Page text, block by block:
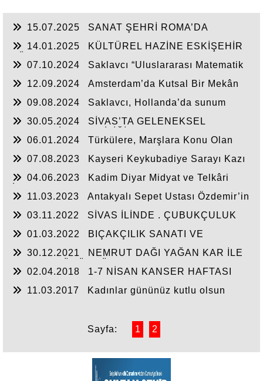
15.07.2025
SANAT ŞEHRİ ROMA’DA
14.01.2025
KÜLTÜREL HAZİNE ESKİŞEHİR
07.10.2024
Saklavcı “Uluslararası Matematik
12.09.2024
Amsterdam’da Kutsal Bir Mekân
09.08.2024
Saklavcı, Hollanda’da sunum
30.05.2024
SİVAS’TA GELENEKSEL
06.01.2024
Türkülere, Marşlara Konu Olan
07.08.2023
Kayseri Keykubadiye Sarayı Kazı
04.06.2023
Kadim Diyar Midyat ve Telkâri
11.03.2023
Antakyalı Sepet Ustası Özdemir’in
03.11.2022
SİVAS İLİNDE . ÇUBUKÇULUK
01.03.2022
BIÇAKÇILIK SANATI VE
30.12.2021
NEMRUT DAĞI YAĞAN KAR İLE
02.04.2018
1-7 NİSAN KANSER HAFTASI
11.03.2017
Kadınlar gününüz kutlu olsun
Sayfa: 1 2